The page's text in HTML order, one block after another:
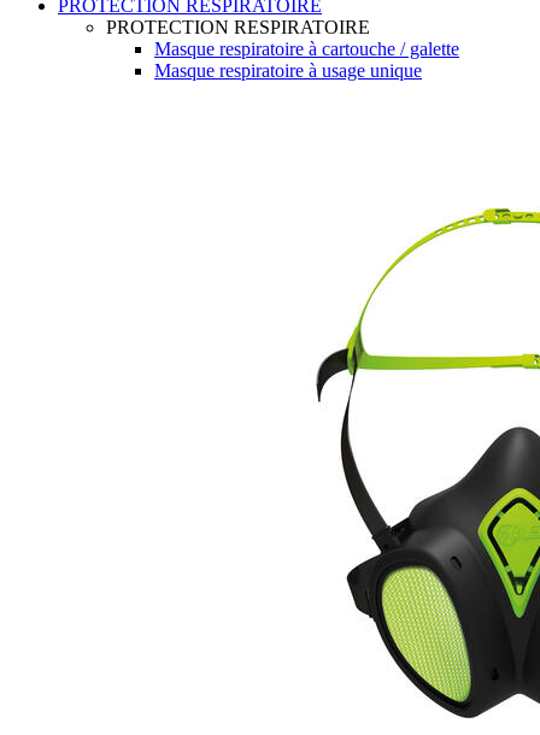
PROTECTION RESPIRATOIRE
PROTECTION RESPIRATOIRE
Masque respiratoire à cartouche / galette
Masque respiratoire à usage unique